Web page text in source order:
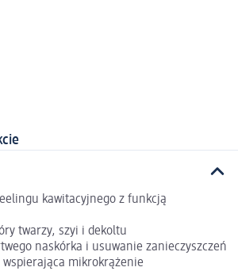
kawitacyjnego z funkcją
twarzy, szyi i dekoltu
naskórka i usuwanie zanieczyszczeń
wspierająca mikrokrążenie